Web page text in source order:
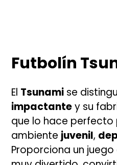
Futbolín
El Tsunami se
impactantey su
que lo hace perfecto
ambiente juvenil,
Proporciona un juego